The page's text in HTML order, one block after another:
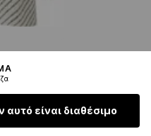
είναι διαθέσιμο